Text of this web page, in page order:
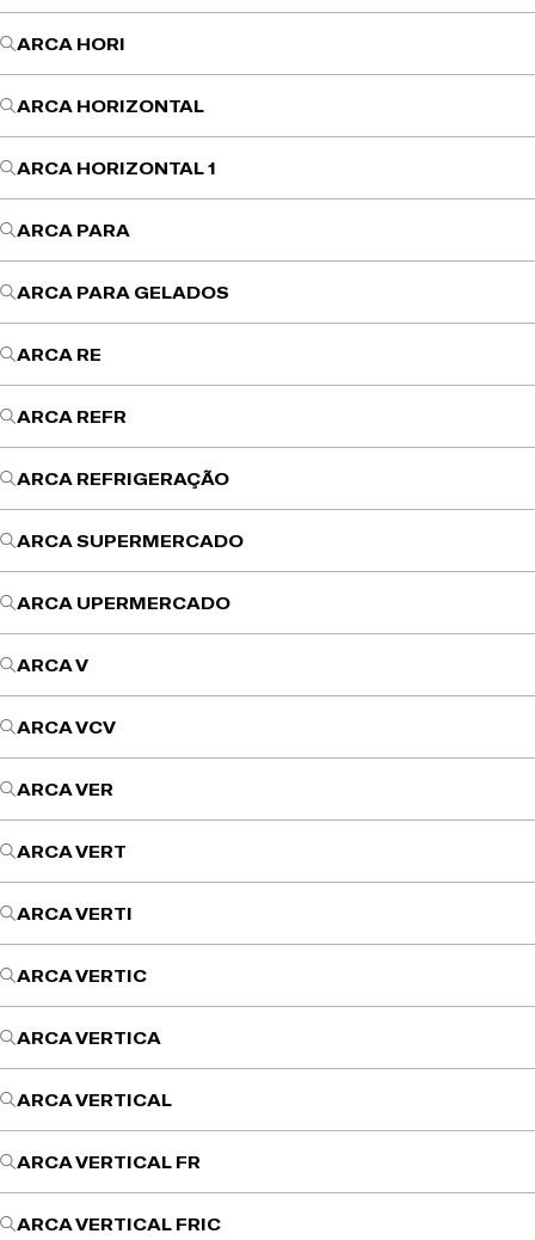
ARCA HORI
ARCA HORIZONTAL
ARCA HORIZONTAL 1
ARCA PARA
ARCA PARA GELADOS
ARCA RE
ARCA REFR
ARCA REFRIGERAÇÃO
ARCA SUPERMERCADO
ARCA UPERMERCADO
ARCA V
ARCA VCV
ARCA VER
ARCA VERT
ARCA VERTI
ARCA VERTIC
ARCA VERTICA
ARCA VERTICAL
ARCA VERTICAL FR
ARCA VERTICAL FRIC